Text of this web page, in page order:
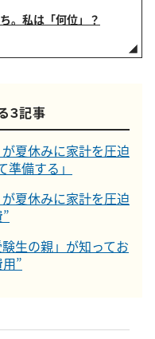
。私は「何位」？
３記事
夏休みに家計を圧迫
備する」
夏休みに家計を圧迫
生の親」が知ってお
”